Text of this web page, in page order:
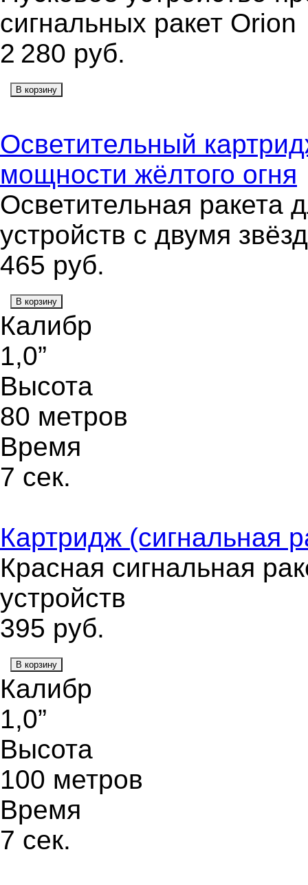
сигнальных ракет Orion
2 280 руб.
В корзину
Осветительный
мощности жёлтого огня
Осветительная ракета
устройств с двумя
465 руб.
В корзину
Калибр
1,0”
Высота
80 метров
Время
7 сек.
Картридж (сигнальная
Красная сигнальная
устройств
395 руб.
В корзину
Калибр
1,0”
Высота
100 метров
Время
7 сек.